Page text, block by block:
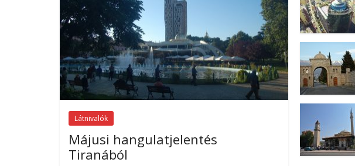
Látnivalók
Májusi hangulatjelentés
Tiranából